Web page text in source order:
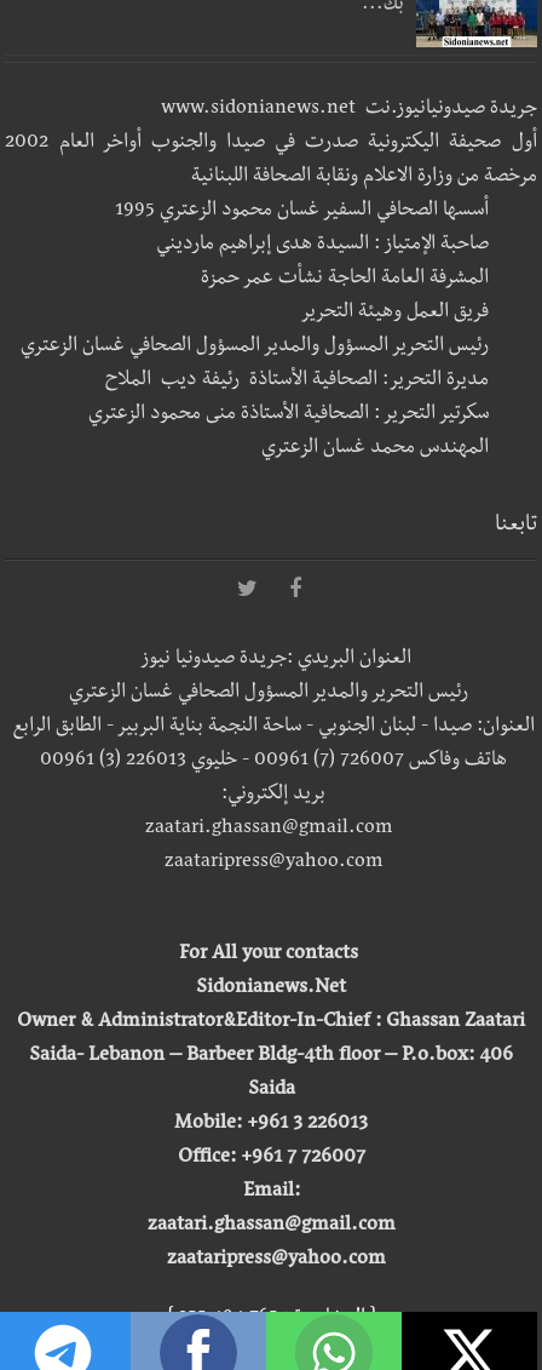
بك...
جريدة صيدونيانيوز.نت www.sidonianews.net
أول صحيفة اليكترونية صدرت في صيدا والجنوب أواخر العام 2002
مرخصة من وزارة الاعلام ونقابة الصحافة اللبنانية
أسسها الصحافي السفير غسان محمود الزعتري 1995
صاحبة الإمتياز : السيدة هدى إبراهيم مارديني
المشرفة العامة الحاجة نشأت عمر حمزة
فريق العمل وهيئة التحرير
رئيس التحرير المسؤول والمدير المسؤول الصحافي غسان الزعتري
مديرة التحرير: الصحافية الأستاذة رئيفة ديب الملاح
سكرتير التحرير : الصحافية الأستاذة منى محمود الزعتري
المهندس محمد غسان الزعتري
تابعنا
العنوان البريدي :جريدة صيدونيا نيوز
رئيس التحرير والمدير المسؤول الصحافي غسان الزعتري
العنوان: صيدا - لبنان الجنوبي - ساحة النجمة بناية البربير - الطابق الرابع
هاتف وفاكس 726007 (7) 00961 - خليوي 226013 (3) 00961
بريد إلكتروني:
zaatari.ghassan@gmail.com
zaataripress@yahoo.com
For All your contacts
Sidonianews.Net
Owner & Administrator&Editor-In-Chief : Ghassan Zaatari
Saida- Lebanon – Barbeer Bldg-4th floor – P.o.box: 406
Saida
Mobile: +961 3 226013
Office: +961 7 726007
Email:
zaatari.ghassan@gmail.com
zaataripress@yahoo.com
[ المشاهدة : 255,494,765 ]
حق النشر © 2026 | صيدونيا نيوز |
تطوير شركة التكنولوجيا المفتوحة